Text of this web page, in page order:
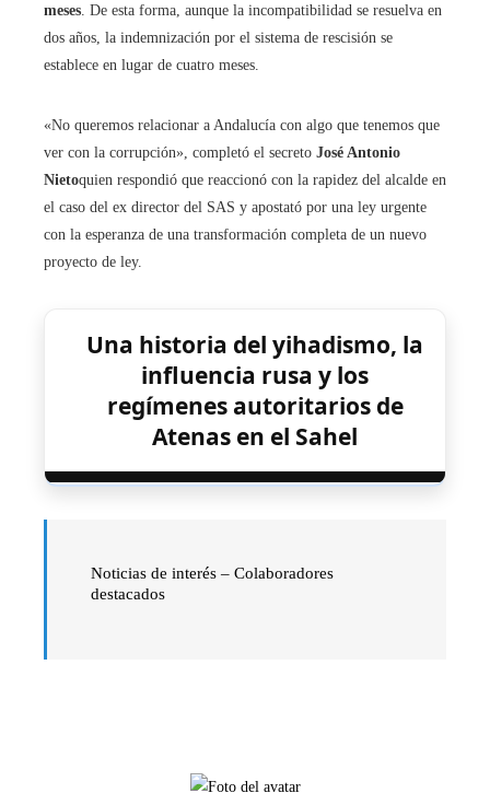
meses . De esta forma, aunque la incompatibilidad se resuelva en
dos años, la indemnización por el sistema de rescisión se
establece en lugar de cuatro meses.
«No queremos relacionar a Andalucía con algo que tenemos que
ver con la corrupción», completó el secreto José Antonio
Nietoquien respondió que reaccionó con la rapidez del alcalde en
el caso del ex director del SAS y apostató por una ley urgente
con la esperanza de una transformación completa de un nuevo
proyecto de ley.
Una historia del yihadismo, la
influencia rusa y los
regímenes autoritarios de
Atenas en el Sahel
Noticias de interés – Colaboradores
destacados